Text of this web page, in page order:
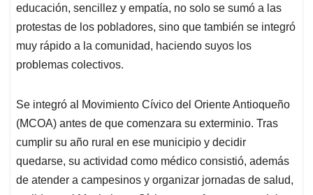
educación, sencillez y empatía, no solo se sumó a las
protestas de los pobladores, sino que también se integró
muy rápido a la comunidad, haciendo suyos los
problemas colectivos.
Se integró al Movimiento Cívico del Oriente Antioqueño
(MCOA) antes de que comenzara su exterminio. Tras
cumplir su año rural en ese municipio y decidir
quedarse, su actividad como médico consistió, además
de atender a campesinos y organizar jornadas de salud,